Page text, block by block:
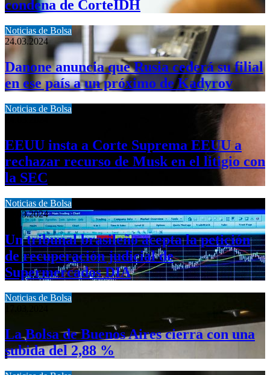
condena de CorteIDH
Noticias de Bolsa
24.03.2024
Danone anuncia que Rusia cederá su filial
en ese país a un próximo de Kadyrov
Noticias de Bolsa
EEUU insta a Corte Suprema EEUU a
rechazar recurso de Musk en el litigio con
la SEC
Noticias de Bolsa
24.03.2024
Un tribunal brasileño acepta la petición
de recuperación judicial de
Supermercados DIA
Noticias de Bolsa
La Bolsa de Buenos Aires cierra con una
subida del 2,88 %